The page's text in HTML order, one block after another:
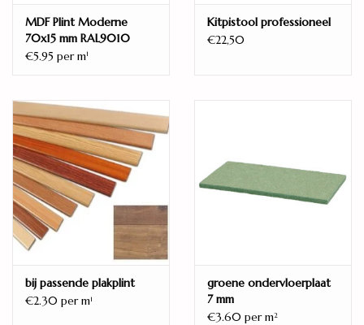
MDF Plint Moderne
70x15 mm RAL9010
€5.95 per m1
Kitpistool professioneel
€22,50
bij passende plakplint
€2.30 per m1
groene ondervloerplaat
7 mm
€3.60 per m2